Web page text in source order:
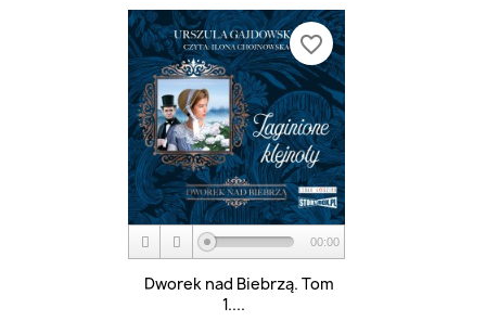
00:00
Dworek nad Biebrzą. Tom
1....
favorite_border